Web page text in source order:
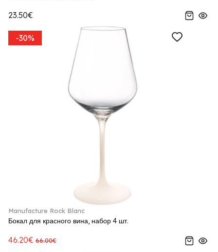
23.50€
-30%
Manufacture Rock Blanc
Бокал для красного вина, набор 4 шт.
46.20€ 66.00€